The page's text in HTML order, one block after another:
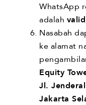
WhatsApp
adalah
Nasabah
ke alamat
Equity
Jl.
Jakarta